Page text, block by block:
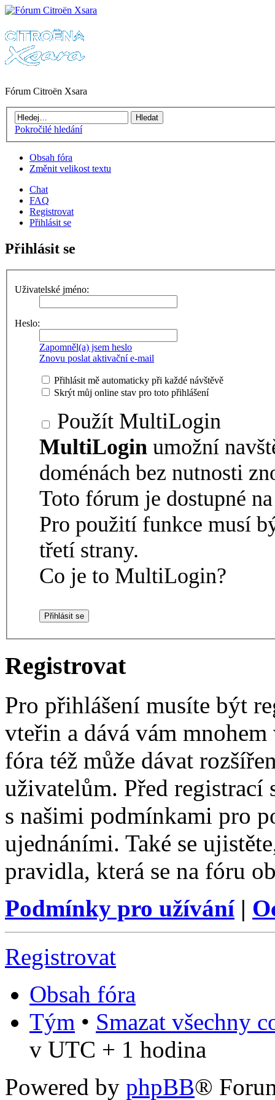
Fórum Citroën Xsara
Pokročilé hledání
Obsah fóra
Změnit velikost textu
Chat
FAQ
Registrovat
Přihlásit se
Přihlásit se
Uživatelské jméno:
Heslo:
Zapomněl(a) jsem heslo
Znovu poslat aktivační e-mail
Přihlásit mě automaticky při každé návštěvě
Skrýt můj online stav pro toto přihlášení
Použít MultiLogin
MultiLogin umožní
doménách bez nutnosti
Toto fórum je dostupné
Pro použití funkce musí
třetí strany.
Co je to MultiLogin?
Registrovat
Pro přihlášení musíte být
vteřin a dává vám
fóra též může dávat
uživatelům. Před registrací
s našimi podmínkami pro
ujednáními. Také se
pravidla, která se na fóru
Podmínky pro užívání|
Registrovat
Obsah fóra
Tým • Smazat všechny
v UTC + 1 hodina
Powered by phpBB®